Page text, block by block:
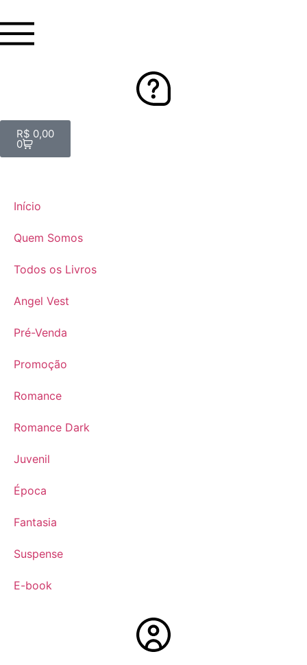
R$ 0,00
0
Início
Quem Somos
Todos os Livros
Angel Vest
Pré-Venda
Promoção
Romance
Romance Dark
Juvenil
Época
Fantasia
Suspense
E-book